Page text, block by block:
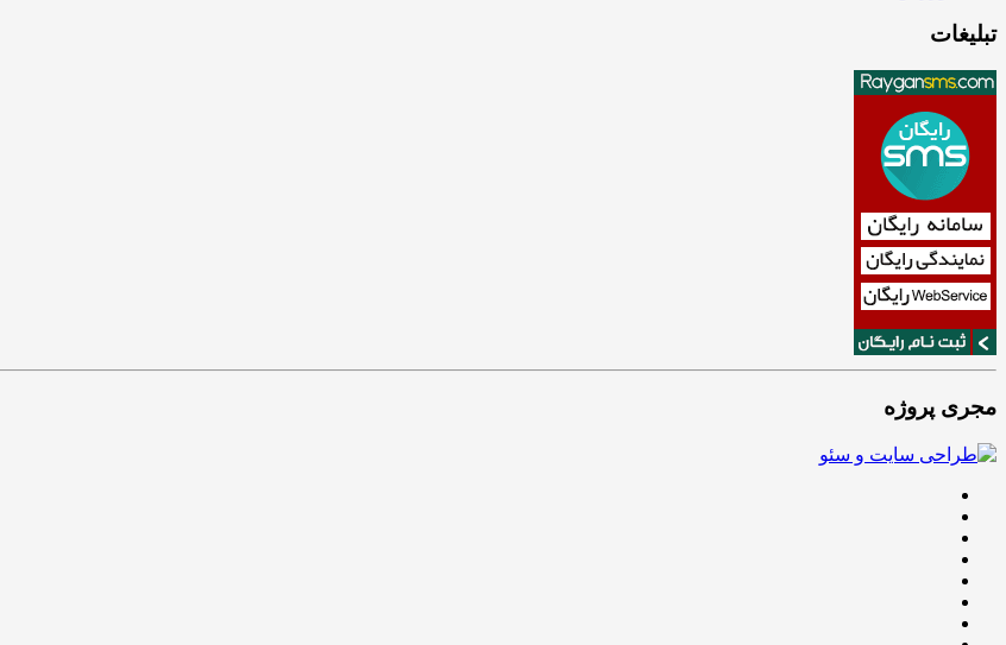
تبلیغات
مجری پروژه